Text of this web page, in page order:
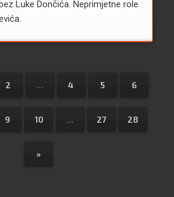
Luke Dončića. Neprimjetne role
2 ... 4 5 6
9 10 ... 27 28
»